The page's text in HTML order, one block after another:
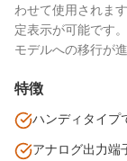
わせて使用されま
定表示が可能です
モデルへの移行が
特徴
ハンディタイプ
アナログ出力端